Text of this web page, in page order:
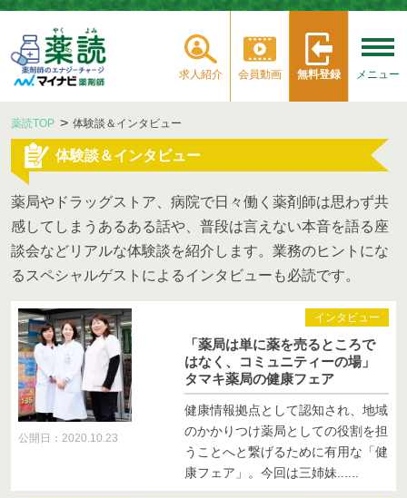
求人紹介 会員動画 無料登録 メニュー
薬読TOP 体験談＆インタビュー
体験談＆インタビュー
薬局やドラッグストア、病院で日々働く薬剤師は思わず共
感してしまうあるある話や、普段は言えない本音を語る座
談会などリアルな体験談を紹介します。業務のヒントにな
るスペシャルゲストによるインタビューも必読です。
公開日：2020.10.23
インタビュー
「薬局は単に薬を売るところで
はなく、コミュニティーの場」
タマキ薬局の健康フェア
健康情報拠点として認知され、地域
のかかりつけ薬局としての役割を担
うことへと繋げるために有用な「健
康フェア」。今回は三姉妹......